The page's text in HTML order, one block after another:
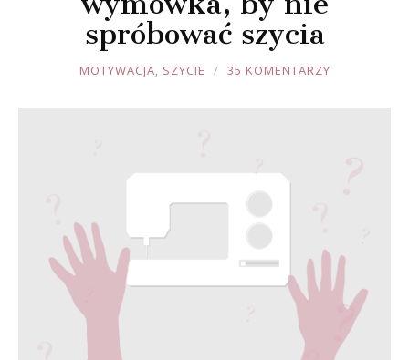
spróbować szycia
JOULE
MOTYWACJA, SZYCIE 35 KOMENTARZY